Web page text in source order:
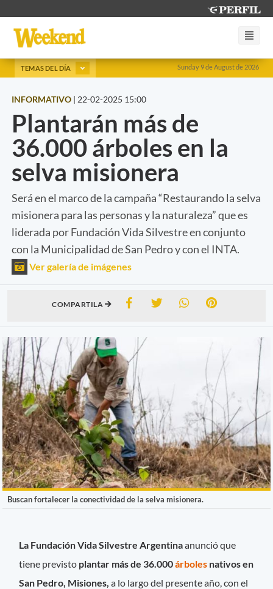
Sunday 9 de August de 2026
TEMAS DEL DÍA
INFORMATIVO | 22-02-2025 15:00
Plantarán más de
36.000 árboles en la
selva misionera
Será en el marco de la campaña “Restaurando la selva
misionera para las personas y la naturaleza” que es
liderada por Fundación Vida Silvestre en conjunto
con la Municipalidad de San Pedro y con el INTA.
Ver galería de imágenes
COMPARTILA
Buscan fortalecer la conectividad de la selva misionera.
La Fundación Vida Silvestre Argentinaanunció que
tiene previsto plantar más de 36.000árboles nativos en
San Pedro, Misiones, a lo largo del presente año, con el